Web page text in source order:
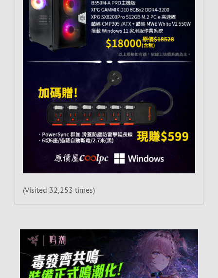
(Visited 32,253 times)